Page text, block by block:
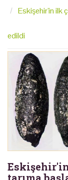
Eskişehir'in ilk
edildi